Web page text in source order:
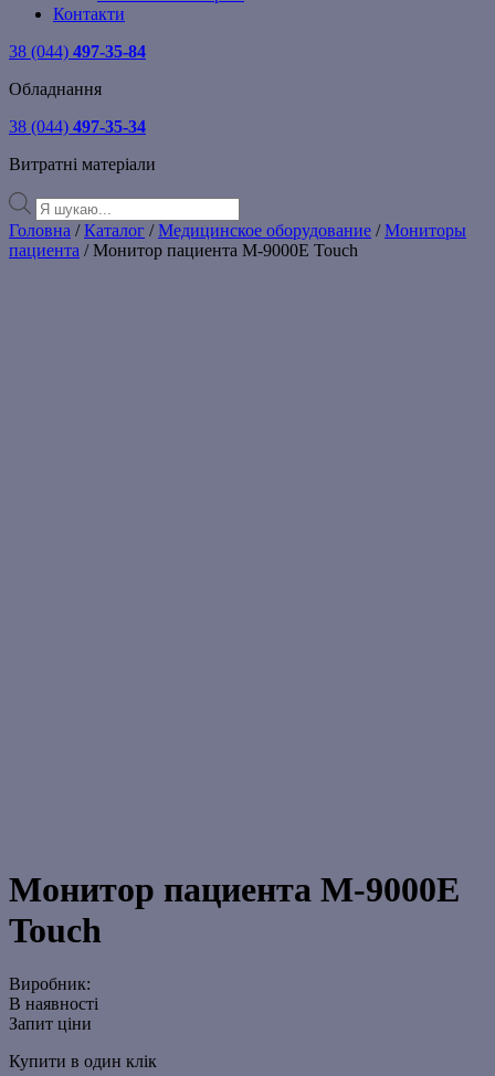
Контакти
38 (044) 497-35-84
Обладнання
38 (044) 497-35-34
Витратні матеріали
Products
search
Головна /Каталог /Медицинское оборудование /Мониторы
пациента / Монитор пациента M-9000E Touch
Монитор пациента M-9000E
Touch
Виробник:
В наявності
Запит ціни
Купити в один клік